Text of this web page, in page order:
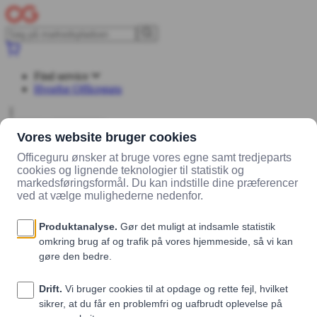
Find service
Hvorfor Officeguru
Planter
Få grønne planter til kontoret gennem Officeguru og skab et frisk og
indbydende arbejdsmiljø.
Få tilbud
Gør kontoret grønnere med planter